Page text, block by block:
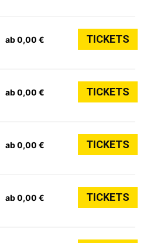
ab 0,00 € TICKETS
ab 0,00 € TICKETS
ab 0,00 € TICKETS
ab 0,00 € TICKETS